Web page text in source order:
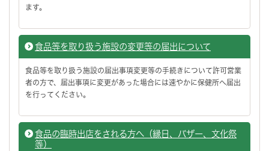
ます。
食品等を取り扱う施設の変更等の届出について
食品等を取り扱う施設の届出事項変更等の手続きについて許可営業
者の方で、届出事項に変更があった場合には速やかに保健所へ届出
を行ってください。
食品の臨時出店をされる方へ（縁日、バザー、文化祭
等）